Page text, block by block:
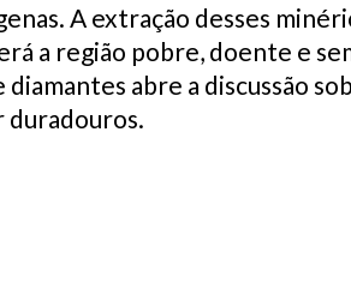
A extração desses
a região pobre, doente e
abre a discussão
duradouros.